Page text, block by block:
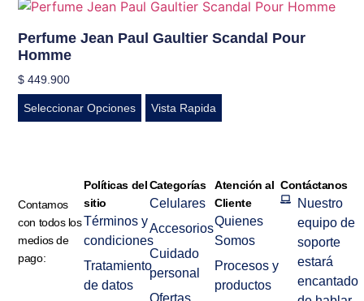
Perfume Jean Paul Gaultier Scandal Pour
Homme
$ 449.900
Seleccionar Opciones Vista Rapida
Contamos
con todos los
medios de
pago:
Políticas del
sitio
Términos y
condiciones
Tratamiento
de datos
Categorías
Celulares
Accesorios
Cuidado
personal
Atención al
Cliente
Quienes
Somos
Procesos y
productos
Contáctanos
Nuestro
equipo de
soporte
estará
encantado